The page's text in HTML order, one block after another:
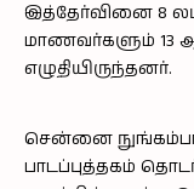
இத்தேர்வினை 8
மாணவர்களும் 13
எழுதியிருந்தனர்.
சென்னை
பாடப்புத்தகம்